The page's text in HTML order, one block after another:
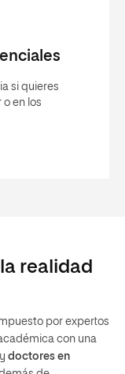
si quieres
en los
realidad
por expertos
con una
doctores en